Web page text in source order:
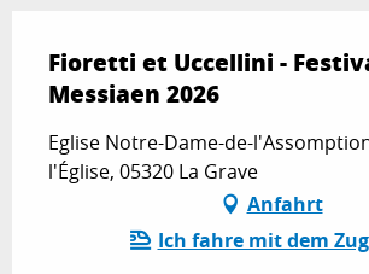
Fioretti et Uccellini -
Messiaen 2026
Eglise Notre-Dame-de-
l'Église, 05320 La Grave
Anfahrt
Ich fahre mit dem